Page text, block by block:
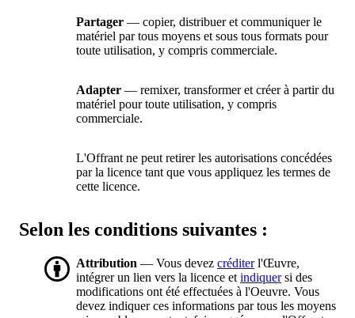
Partager — copier, distribuer et communiquer le
matériel par tous moyens et sous tous formats pour
toute utilisation, y compris commerciale.
Adapter — remixer, transformer et créer à partir du
matériel pour toute utilisation, y compris
commerciale.
L'Offrant ne peut retirer les autorisations concédées
par la licence tant que vous appliquez les termes de
cette licence.
Selon les conditions suivantes :
Attribution — Vous devez créditerl'Œuvre,
intégrer un lien vers la licence et indiquersi des
modifications ont été effectuées à l'Oeuvre. Vous
devez indiquer ces informations par tous les moyens